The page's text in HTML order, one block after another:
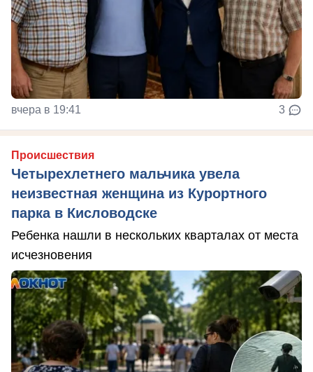
вчера в 19:41 3
Происшествия
Четырехлетнего мальчика увела
неизвестная женщина из Курортного
парка в Кисловодске
Ребенка нашли в нескольких кварталах от места
исчезновения